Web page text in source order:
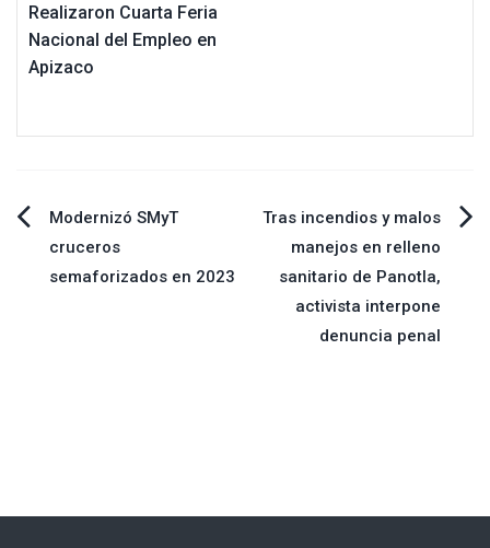
Realizaron Cuarta Feria
Nacional del Empleo en
Apizaco
Navegación
de
Modernizó SMyT
cruceros
semaforizados en 2023
Tras incendios y malos
manejos en relleno
sanitario de Panotla,
activista interpone
denuncia penal